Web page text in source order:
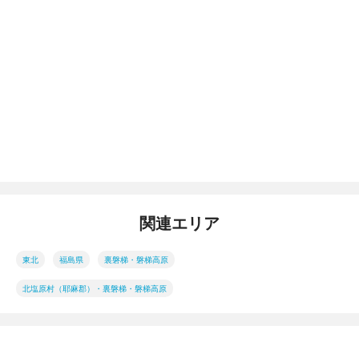
関連エリア
東北 福島県 裏磐梯・磐梯高原
北塩原村（耶麻郡）・裏磐梯・磐梯高原